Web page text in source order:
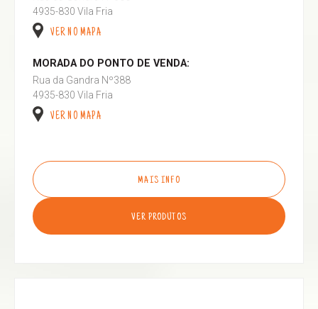
4935-830 Vila Fria
VER NO MAPA
MORADA DO PONTO DE VENDA:
Rua da Gandra Nº388
4935-830 Vila Fria
VER NO MAPA
MAIS INFO
VER PRODUTOS